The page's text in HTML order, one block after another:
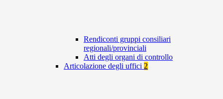
Rendiconti gruppi consiliari
regionali/provinciali
Atti degli organi di controllo
Articolazione degli uffici 2